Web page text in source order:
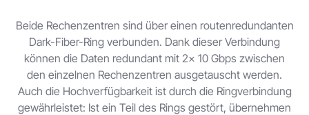
EN DE
Beide Rechenzentren sind über einen routenredundanten
Dark-Fiber-Ring verbunden. Dank dieser Verbindung
können die Daten redundant mit 2x 10 Gbps zwischen
den einzelnen Rechenzentren ausgetauscht werden.
Auch die Hochverfügbarkeit ist durch die Ringverbindung
gewährleistet: Ist ein Teil des Rings gestört, übernehmen